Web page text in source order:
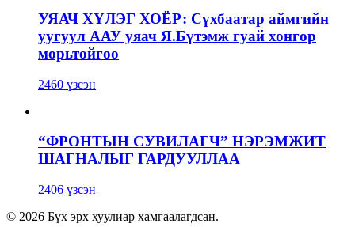
УЯАЧ ХҮЛЭГ ХОЁР: Сүхбаатар аймгийн
уугуул ААУ уяач Я.Бүтэмж гуай хонгор
морьтойгоо
2460 үзсэн
“ФРОНТЫН СУВИЛАГЧ” НЭРЭМЖИТ
ШАГНАЛЫГ ГАРДУУЛЛАА
2406 үзсэн
© 2026 Бүх эрх хуулиар хамгаалагдсан.